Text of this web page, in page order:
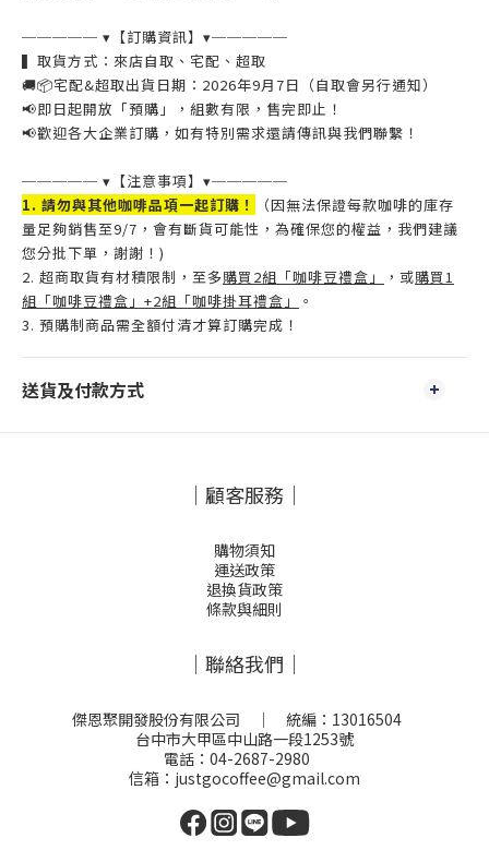
───── ▾ 【訂購資訊】 ▾─────
▍ 取貨方式：來店自取、宅配、超取
🚚📦宅配&超取出貨日期： 2026年9月7日（自取會另行通知）
📢即日起開放「預購」，組數有限，售完即止！
📢歡迎各大企業訂購，如有特別需求還請傳訊與我們聯繫！
───── ▾ 【注意事項】 ▾─────
1. 請勿與其他咖啡品項一起訂購！
（因無法保證每款咖啡的庫存
量足夠銷售至9/7 ，會有斷貨可能性，為確保您的權益，我們建議
您分批下單，謝謝！ )
2. 超商取貨有材積限制，至多購買 2組「咖啡豆禮盒」 ，或購買1
組「咖啡豆禮盒」 +2組「咖啡掛耳禮盒」
。
3. 預購制商品需全額付清才算訂購完成！
送貨及付款方式
｜顧客服務｜
購物須知
運送政策
退換貨政策
條款與細則
｜聯絡我們｜
傑恩聚開發股份有限公司 ｜ 統編：13016504
台中市大甲區中山路一段1253號
電話：04-2687-2980
信箱：justgocoffee@gmail.com